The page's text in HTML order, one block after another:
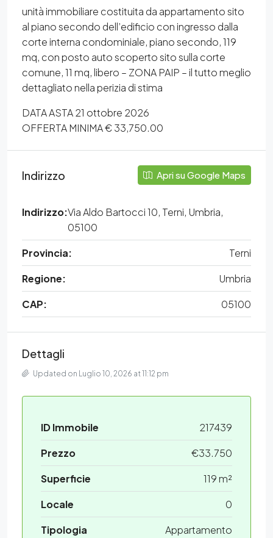
unità immobiliare costituita da appartamento sito
al piano secondo dell’edificio con ingresso dalla
corte interna condominiale, piano secondo, 119
mq, con posto auto scoperto sito sulla corte
comune, 11 mq, libero – ZONA PAIP – il tutto meglio
dettagliato nella perizia di stima
DATA ASTA 21 ottobre 2026
OFFERTA MINIMA € 33,750.00
Indirizzo Apri su Google Maps
Indirizzo:Via Aldo Bartocci 10, Terni, Umbria,
05100
Provincia:
Terni
Regione:
Umbria
CAP:
05100
Dettagli
Updated on Luglio 10, 2026 at 11:12 pm
ID Immobile
217439
Prezzo
€33.750
Superficie
119 m²
Locale
0
Tipologia
Appartamento